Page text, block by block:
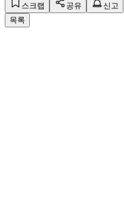
스크랩 공유
신고
목록